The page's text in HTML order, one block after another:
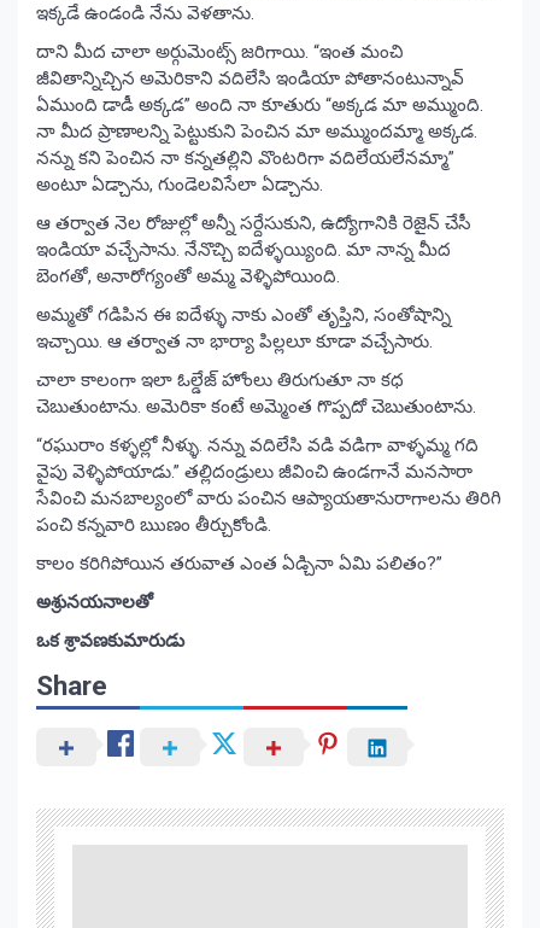
ఇక్కడే ఉండండి నేను వెళతాను.
దాని మీద చాలా అర్గుమెంట్స్ జరిగాయి. “ఇంత మంచి
జీవితాన్నిచ్చిన అమెరికాని వదిలేసి ఇండియా పోతానంటున్నావ్
ఏముంది డాడీ అక్కడ” అంది నా కూతురు “అక్కడ మా అమ్ముంది.
నా మీద ప్రాణాలన్ని పెట్టుకుని పెంచిన మా అమ్ముందమ్మా అక్కడ.
నన్ను కని పెంచిన నా కన్నతల్లిని వొంటరిగా వదిలేయలేనమ్మా”
అంటూ ఏడ్చాను, గుండెలవిసేలా ఏడ్చాను.
ఆ తర్వాత నెల రోజుల్లో అన్నీ సర్దేసుకుని, ఉద్యోగానికి రెజైన్ చేసీ
ఇండియా వచ్చేసాను. నేనొచ్చి ఐదేళ్ళయ్యింది. మా నాన్న మీద
బెంగతో, అనారోగ్యంతో అమ్మ వెళ్ళిపోయింది.
అమ్మతో గడిపిన ఈ ఐదేళ్ళు నాకు ఎంతో తృప్తిని, సంతోషాన్ని
ఇచ్చాయి. ఆ తర్వాత నా భార్యా పిల్లలూ కూడా వచ్చేసారు.
చాలా కాలంగా ఇలా ఓల్డేజ్ హోంలు తిరుగుతూ నా కధ
చెబుతుంటాను. అమెరికా కంటే అమ్మెంత గొప్పదో చెబుతుంటాను.
“రఘురాం కళ్ళల్లో నీళ్ళు. నన్ను వదిలేసి వడి వడిగా వాళ్ళమ్మ గది
వైపు వెళ్ళిపోయాడు.” తల్లిదండ్రులు జీవించి ఉండగానే మనసారా
సేవించి మనబాల్యంలో వారు పంచిన ఆప్యాయతానురాగాలను తిరిగి
పంచి కన్నవారి ఋణం తీర్చుకోండి.
కాలం కరిగిపోయిన తరువాత ఎంత ఏడ్చినా ఏమి పలితం?”
అశ్రునయనాలతో
ఒక శ్రావణకుమారుడు
Share